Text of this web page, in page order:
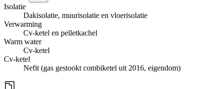
Isolatie
Dakisolatie, muurisolatie en vloerisolatie
Verwarming
Cv-ketel en pelletkachel
Warm water
Cv-ketel
Cv-ketel
Nefit (gas gestookt combiketel uit 2016, eigendom)